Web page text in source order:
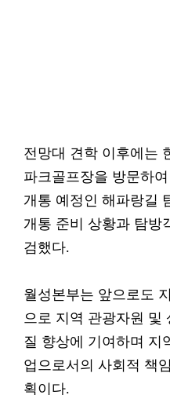
전망대 견학 이후에는
파크골프장을 방문하
개통 예정인 해파랑길
개통 준비 상황과 탐방
검했다.
월성본부는 앞으로도
으로 지역 관광자원 및
질 향상에 기여하며 지
업으로서의 사회적 책
획이다.